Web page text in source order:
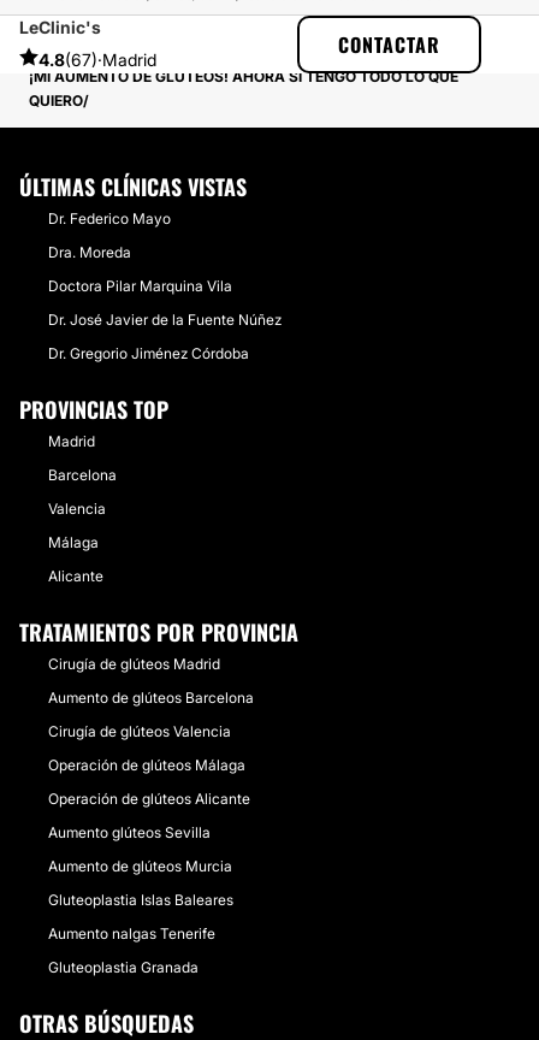
LeClinic's
4.8(67)·Madrid
CONTACTAR
MULTIESTETICA
EXPERIENCIAS REALES SOBRE AUMENTO GLÚTEOS
¡MI AUMENTO DE GLÚTEOS! AHORA SÍ TENGO TODO LO QUE
QUIERO
ÚLTIMAS CLÍNICAS VISTAS
Dr. Federico Mayo
Dra. Moreda
Doctora Pilar Marquina Vila
Dr. José Javier de la Fuente Núñez
Dr. Gregorio Jiménez Córdoba
PROVINCIAS TOP
Madrid
Barcelona
Valencia
Málaga
Alicante
TRATAMIENTOS POR PROVINCIA
Cirugía de glúteos Madrid
Aumento de glúteos Barcelona
Cirugía de glúteos Valencia
Operación de glúteos Málaga
Operación de glúteos Alicante
Aumento glúteos Sevilla
Aumento de glúteos Murcia
Gluteoplastia Islas Baleares
Aumento nalgas Tenerife
Gluteoplastia Granada
OTRAS BÚSQUEDAS